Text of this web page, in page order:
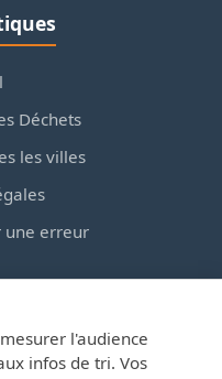
Déchets
les villes
une erreur
— Site
aux collectivités.
l'audience
infos de tri. Vos